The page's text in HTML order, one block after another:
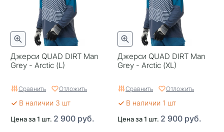
Джерси QUAD DIRT Man
Grey - Arctic (L)
Сравнить Отложить
В наличии 3 шт
Цена за 1 шт. 2 900 руб.
Джерси QUAD DIRT Man
Grey - Arctic (XL)
Сравнить Отложить
В наличии 1 шт
Цена за 1 шт. 2 900 руб.